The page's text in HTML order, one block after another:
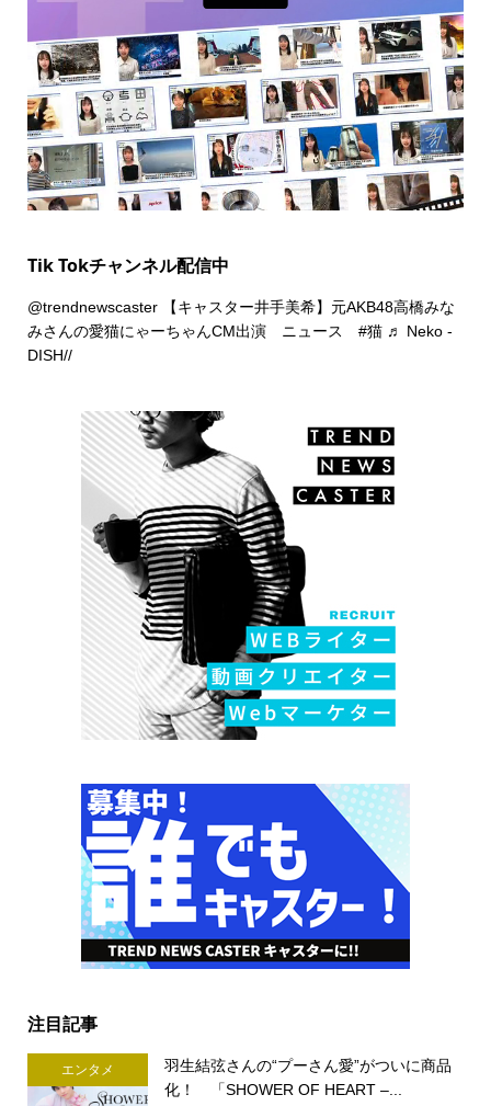
Tik Tokチャンネル配信中
@trendnewscaster【キャスター井手美希】元AKB48高橋みな
みさんの愛猫にゃーちゃんCM出演 ニュース #猫 ♬ Neko -
DISH//
注目記事
エンタメ
羽生結弦さんの“プーさん愛”がついに商品
化！ 「SHOWER OF HEART –...